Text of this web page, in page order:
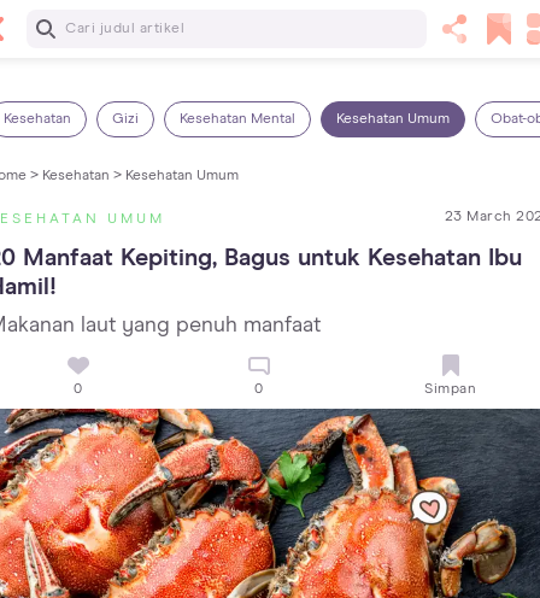
Baca Selanjutnya
Kesehatan Gizi Kesehatan Mental Kesehatan Umum Obat-
> Kesehatan > Kesehatan Umum
UMUM 23 March
Manfaat Kepiting, Bagus untuk Kesehatan Ibu
laut yang penuh manfaat
0 0 Simpan